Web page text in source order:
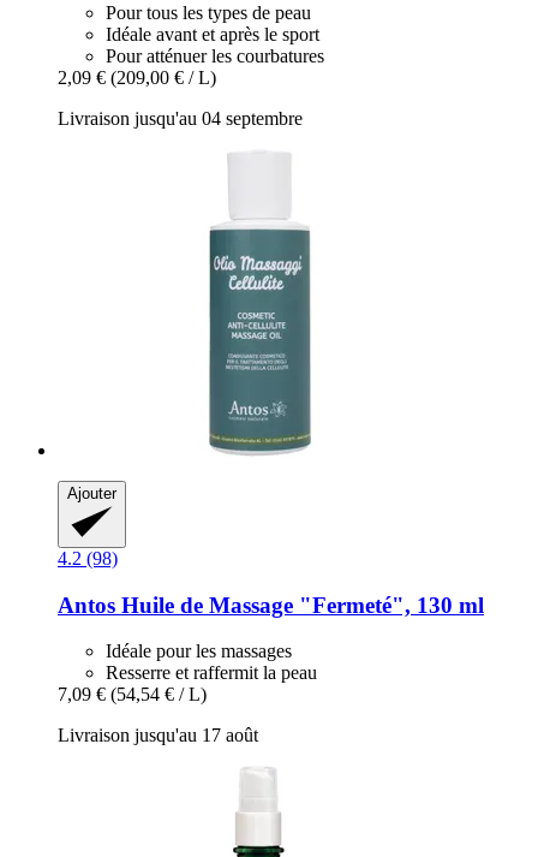
Pour tous les types de peau
Idéale avant et après le sport
Pour atténuer les courbatures
2,09 € (209,00 € / L)
Livraison jusqu'au 04 septembre
Ajouter
4.2 (98)
Antos Huile de Massage "Fermeté", 130 ml
Idéale pour les massages
Resserre et raffermit la peau
7,09 € (54,54 € / L)
Livraison jusqu'au 17 août